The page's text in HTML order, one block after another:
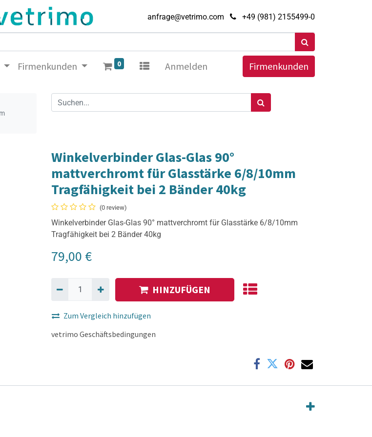
anfrage@vetrimo.com +49 (981) 2155499-0
Firmenkunden 0 Anmelden Firmenkunden
Winkelverbinder Glas-Glas 90°
mattverchromt für Glasstärke 6/8/10mm
Tragfähigkeit bei 2 Bänder 40kg
(0 review)
Winkelverbinder Glas-Glas 90° mattverchromt für Glasstärke 6/8/10mm
Tragfähigkeit bei 2 Bänder 40kg
79,00 €
HINZUFÜGEN
Zum Vergleich hinzufügen
vetrimo Geschäftsbedingungen